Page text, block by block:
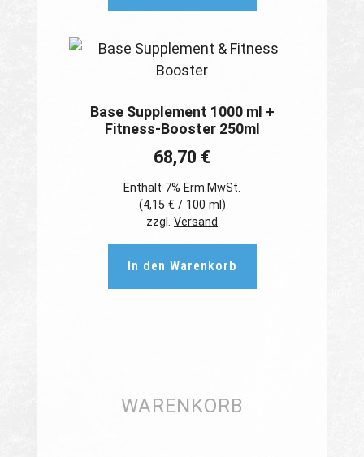
Base Supplement 1000 ml +
Fitness-Booster 250ml
68,70 €
Enthält 7% Erm.MwSt.
(4,15 € / 100 ml)
zzgl. Versand
In den Warenkorb
WARENKORB